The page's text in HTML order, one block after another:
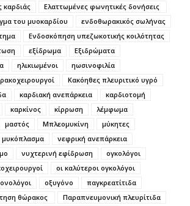
καρδιάς
Ελαττωμένες φωνητικές δονήσεις
του μυοκαρδίου
ενδοθωρακικός σωλήνας
Ενδοσκόπηση υπεζωκοτικής κοιλότητας
εξίδρωμα
Εξιδρώματα
ηλικιωμένοι
ηωσινοφιλία
Κακόηθες πλευριτικό υγρό
καρδιακή ανεπάρκεια
καρδιοτομή
καρκίνος κίρρωση
λέμφωμα
μαστός Μπλεομυκίνη
μύκητες
μυκόπλασμα
νεφρική ανεπάρκεια
νυχτερινή εφίδρωση
ογκολόγοι
οι καλύτεροι ογκολόγοι
οξυγόνο
παγκρεατίτιδα
θώρακος
Παραπνευμονική πλευρίτιδα